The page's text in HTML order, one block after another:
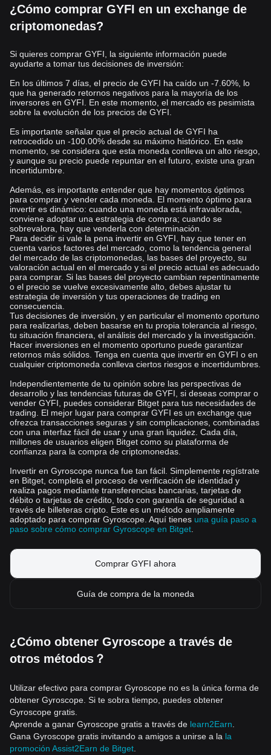
¿Cómo comprar GYFI en un exchange de
criptomonedas?
Si quieres comprar GYFI, la siguiente información puede
ayudarte a tomar tus decisiones de inversión:
En los últimos 7 días, el precio de GYFI ha caído un -7.60%, lo
que ha generado retornos negativos para la mayoría de los
inversores en GYFI. En este momento, el mercado es pesimista
sobre la evolución de los precios de GYFI.
Es importante señalar que el precio actual de GYFI ha
retrocedido un -100.00% desde su máximo histórico. En este
momento, se considera que esta moneda conlleva un alto riesgo,
y aunque su precio puede repuntar en el futuro, existe una gran
incertidumbre.
Además, es importante entender que hay momentos óptimos
para comprar y vender cada moneda. El momento óptimo para
invertir es dinámico: cuando una moneda está infravalorada,
conviene adoptar una estrategia de compra; cuando se
sobrevalora, hay que venderla con determinación.
Para decidir si vale la pena invertir en GYFI, hay que tener en
cuenta varios factores del mercado, como la tendencia general
del mercado de las criptomonedas, las bases del proyecto, su
valoración actual en el mercado y si el precio actual es adecuado
para comprar. Si las bases del proyecto cambian repentinamente
o el precio se vuelve excesivamente alto, debes ajustar tu
estrategia de inversión y tus operaciones de trading en
consecuencia.
Tus decisiones de inversión, y en particular el momento oportuno
para realizarlas, deben basarse en tu propia tolerancia al riesgo,
tu situación financiera, el análisis del mercado y la investigación.
Hacer inversiones en el momento oportuno puede garantizar
retornos más sólidos. Tenga en cuenta que invertir en GYFI o en
cualquier criptomoneda conlleva ciertos riesgos e incertidumbres.
Independientemente de tu opinión sobre las perspectivas de
desarrollo y las tendencias futuras de GYFI, si deseas comprar o
vender GYFI, puedes considerar Bitget para tus necesidades de
trading. El mejor lugar para comprar GYFI es un exchange que
ofrezca transacciones seguras y sin complicaciones, combinadas
con una interfaz fácil de usar y una gran liquidez. Cada día,
millones de usuarios eligen Bitget como su plataforma de
confianza para la compra de criptomonedas.
Invertir en Gyroscope nunca fue tan fácil. Simplemente regístrate
en Bitget, completa el proceso de verificación de identidad y
realiza pagos mediante transferencias bancarias, tarjetas de
débito o tarjetas de crédito, todo con garantía de seguridad a
través de billeteras cripto. Este es un método ampliamente
adoptado para comprar Gyroscope. Aquí tienes una guía paso a
paso sobre cómo comprar Gyroscope en Bitget
Comprar GYFI ahora
Guía de compra de la moneda
¿Cómo obtener Gyroscope a través de
otros métodos？
Utilizar efectivo para comprar Gyroscope no es la única forma de
obtener Gyroscope. Si te sobra tiempo, puedes obtener
Gyroscope gratis.
Aprende a ganar Gyroscope gratis a través de learn2Earn
Gana Gyroscope gratis invitando a amigos a unirse a la la
promoción Assist2Earn de Bitget